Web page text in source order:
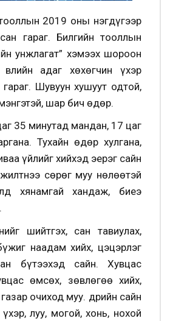
2019 оны нэгдүгээр
гараг. Билгийн тооллын
унжлагат” хэмээх шороон
адаг хөхөгчин үхэр
Шувуун хушуут одтой,
шар бич өдөр.
35 минутад мандан, 17 цаг
Тухайн өдөр хулгана,
үйлийг хийхэд эерэг сайн
сөрөг муу нөлөөтэй
хянамгай хандаж, биеэ
шийтгэх, сан тавиулах,
наадам хийх, цэцэрлэг
бүтээхэд сайн. Хувцас
өмсөх, зөвлөгөө хийх,
очиход муу. Өдрийн сайн
үхэр, луу, могой, хонь, нохой